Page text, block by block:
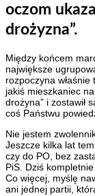
oczom
drożyzna”.
Między końcem
największe
rozpoczyna
jakiś mieszkaniec
drożyna” i zostawił
coś Państwu
Nie jestem
Jeszcze kilka lat
czy do PO, bez
PiS. Dziś
Co więcej, myślę
ani jednej partii,